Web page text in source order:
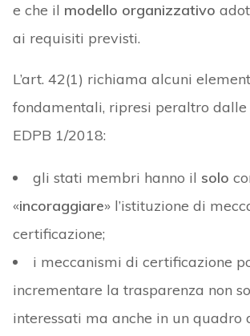
e che il modello organizzativo
ai requisiti previsti.
L’art. 42(1) richiama alcuni
fondamentali, ripresi peraltro
EDPB 1/2018:
gli stati membri hanno il solo
«incoraggiare» l’istituzione di
certificazione;
i meccanismi di certificazione
incrementare la trasparenza non
interessati ma anche in un quadro